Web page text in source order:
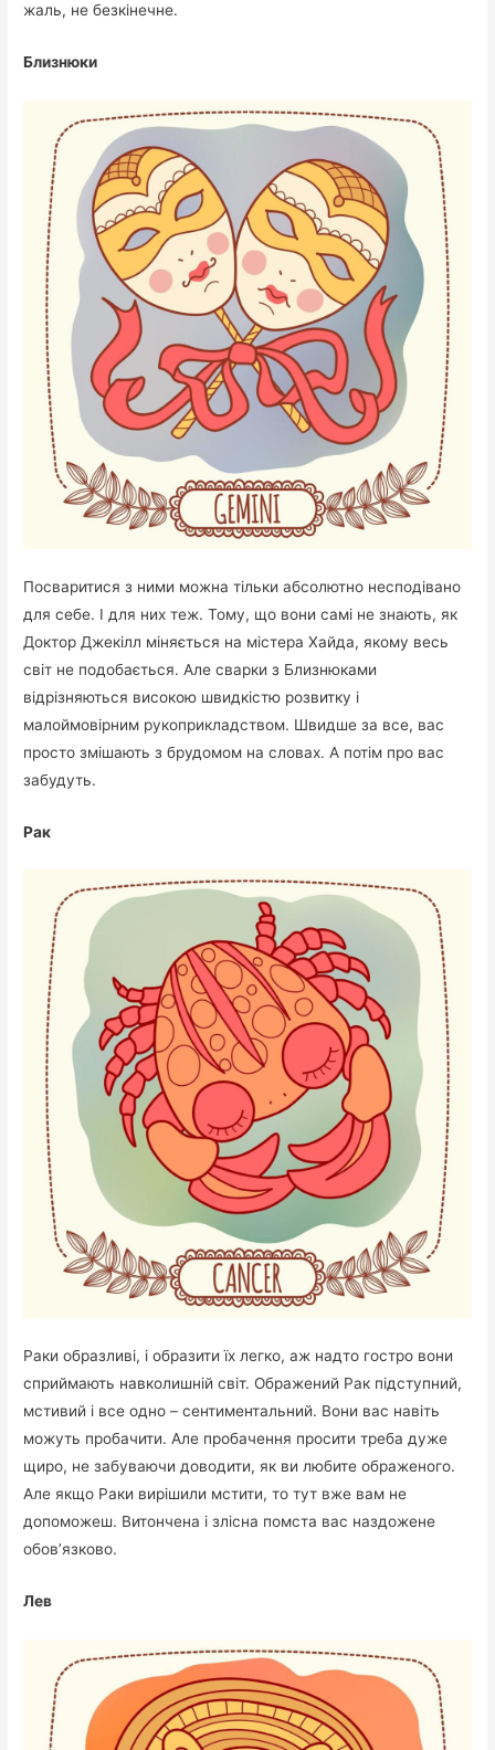
жаль, не безкінечне.
Близнюки
Посваритися з ними можна тільки абсолютно несподівано
для себе. І для них теж. Тому, що вони самі не знають, як
Доктор Джекілл міняється на містера Хайда, якому весь
світ не подобається. Але сварки з Близнюками
відрізняються високою швидкістю розвитку і
малоймовірним рукоприкладством. Швидше за все, вас
просто змішають з брудомом на словах. А потім про вас
забудуть.
Рак
Раки образливі, і образити їх легко, аж надто гостро вони
сприймають навколишній світ. Ображений Рак підступний,
мстивий і все одно – сентиментальний. Вони вас навіть
можуть пробачити. Але пробачення просити треба дуже
щиро, не забуваючи доводити, як ви любите ображеного.
Але якщо Раки вирішили мстити, то тут вже вам не
допоможеш. Витончена і злісна помста вас наздожене
обов’язково.
Лев